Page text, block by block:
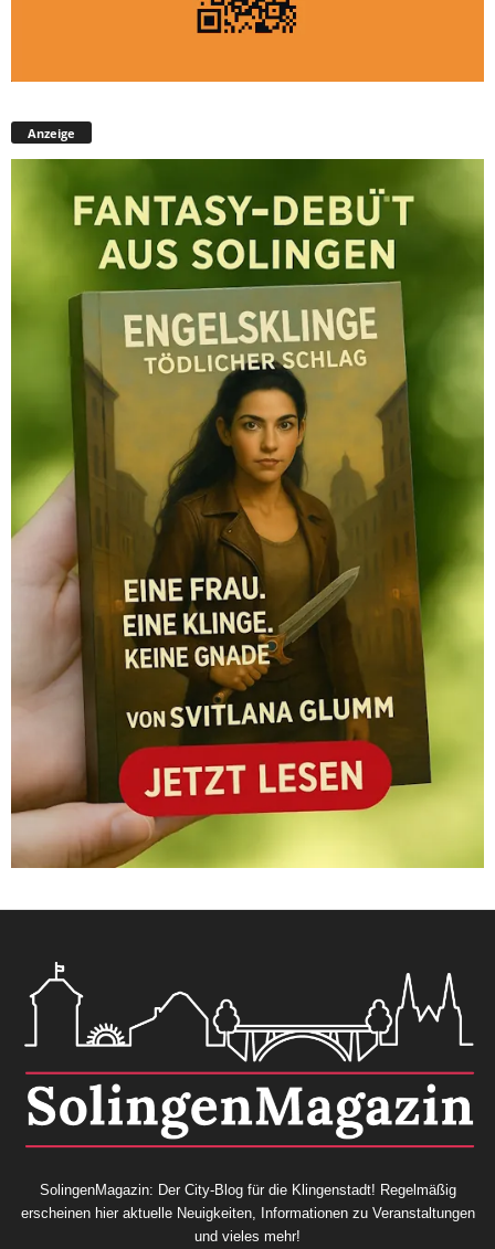
Anzeige
SolingenMagazin: Der City-Blog für die Klingenstadt! Regelmäßig
erscheinen hier aktuelle Neuigkeiten, Informationen zu Veranstaltungen
und vieles mehr!